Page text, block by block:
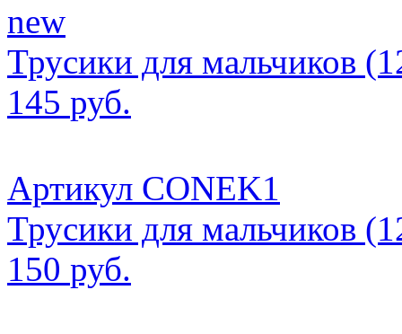
new
Трусики для мальчиков
145 руб.
Артикул CONEK1
Трусики для мальчиков
150 руб.